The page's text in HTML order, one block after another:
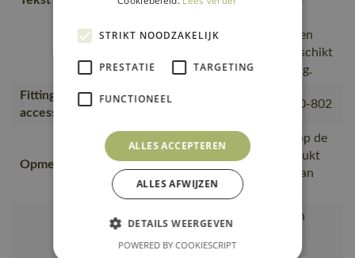
waterafstotend., Linker borst en
bovenste deel van de rug is geschikt
voor bedrukking., Mesh voering.
Fitting
accessories
00781-380, 50077-843, 18050-802
Opmerking logo
Bovenaan op het rugpand en op de
borstzak kan het product bedrukt
worden (Op de inzetstukken van
softshell materiaal).
Van productie naar magazijnen
transportpartners met ISO
STRIKT NOODZAKELIJK
PRESTATIE TARGETING
FUNCTIONEEL
ALLES ACCEPTEREN
ALLES AFWIJZEN
DETAILS WEERGEVEN
POWERED BY COOKIESCRIPT